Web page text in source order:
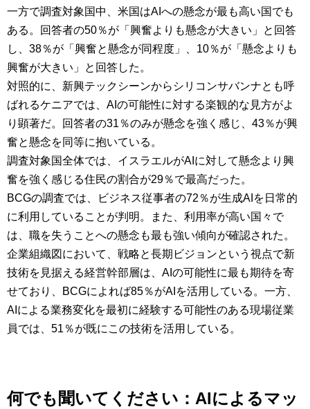
一方で調査対象国中、米国はAIへの懸念が最も高い国でも
ある。回答者の50％が「興奮よりも懸念が大きい」と回答
し、38％が「興奮と懸念が同程度」、10％が「懸念よりも
興奮が大きい」と回答した。
対照的に、新興テックシーンからシリコンサバンナとも呼
ばれるケニアでは、AIの可能性に対する楽観的な見方がよ
り顕著だ。回答者の31％のみが懸念を強く感じ、43％が興
奮と懸念を同等に抱いている。
調査対象国全体では、イスラエルがAIに対して懸念より興
奮を強く感じる住民の割合が29％で最高だった。
BCGの調査では、ビジネス従事者の72％が生成AIを日常的
に利用していることが判明。また、利用率が高い国々で
は、職を失うことへの懸念も最も強い傾向が確認された。
企業組織図において、戦略と長期ビジョンという視点で新
技術を見据える経営幹部層は、AIの可能性に最も期待を寄
せており、BCGによれば85％がAIを活用している。一方、
AIによる業務変化を最初に経験する可能性のある現場従業
員では、51％が既にこの技術を活用している。
何でも聞いてください：AIによるマッ